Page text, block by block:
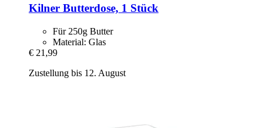
Kilner Butterdose, 1 Stück
Für 250g Butter
Material: Glas
€ 21,99
Zustellung bis 12. August